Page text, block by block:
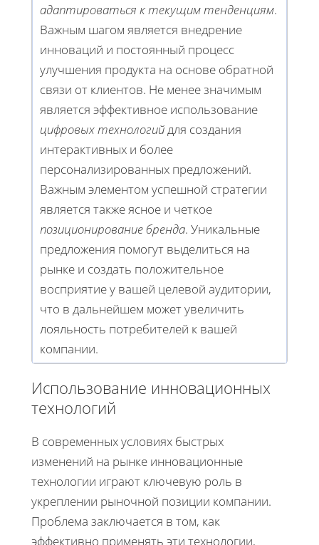
адаптироваться к текущим тенденциям.
Важным шагом является внедрение
инноваций и постоянный процесс
улучшения продукта на основе обратной
связи от клиентов. Не менее значимым
является эффективное использование
цифровых технологийдля создания
интерактивных и более
персонализированных предложений.
Важным элементом успешной стратегии
является также ясное и четкое
позиционирование бренда. Уникальные
предложения помогут выделиться на
рынке и создать положительное
восприятие у вашей целевой аудитории,
что в дальнейшем может увеличить
лояльность потребителей к вашей
компании.
Использование инновационных
технологий
В современных условиях быстрых
изменений на рынке инновационные
технологии играют ключевую роль в
укреплении рыночной позиции компании.
Проблема заключается в том, как
эффективно применять эти технологии,